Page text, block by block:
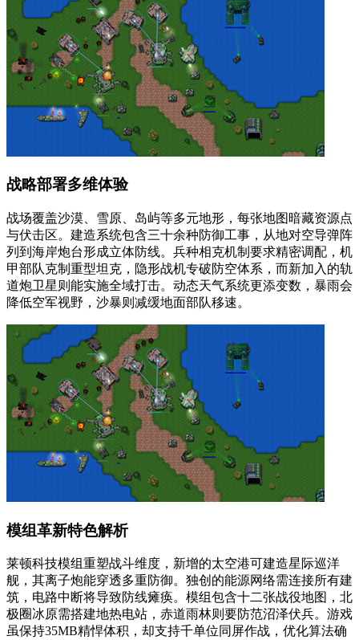
战略部署多维体验
战场覆盖沙漠、雪原、岛屿等多元地形，每张地图暗藏资源点
与伏击区。建造系统包含三十余种防御工事，从地对空导弹阵
列到海岸炮台形成立体防线。兵种相克机制要求精密调配，机
甲部队克制重型坦克，隐形战机专破防空体系，而新加入的轨
道炮卫星则能实施全域打击。动态天气系统更添变数，暴雨会
降低空军视野，沙暴则减缓地面部队移速。
模组革新特色解析
莱顿科技模组重塑战斗维度，新增的太空港可建造星际巡洋
舰，其离子炮能穿透多重防御。独创的能源网络需连接所有建
筑，电路中断将导致防线瘫痪。模组包含十二张战役地图，北
极圈冰原需搭建地热电站，赤道雨林则要防范沼泽伏兵。游戏
虽保持35MB精悍体积，却支持千单位同屏作战，优化算法确